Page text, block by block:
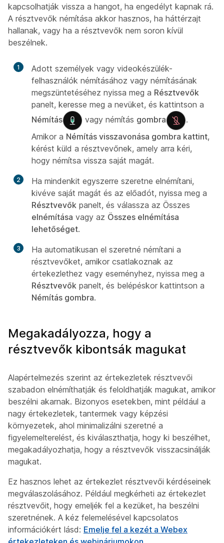
kapcsolhatják vissza a hangot, ha engedélyt kapnak rá.
A résztvevők némítása akkor hasznos, ha háttérzajt
hallanak, vagy ha a résztvevők nem soron kívül
beszélnek.
1
Adott személyek vagy videokészülék-
felhasználók némításához vagy némításának
megszüntetéséhez nyissa meg a Résztvevők
panelt, keresse meg a nevüket, és kattintson a
Némítás
vagy némítás gombra
.
Amikor a Némítás visszavonása gombra kattint,
kérést küld a résztvevőnek, amely arra kéri,
hogy némítsa vissza saját magát.
2
Ha mindenkit egyszerre szeretne elnémítani,
kivéve saját magát és az előadót, nyissa meg a
Résztvevők panelt, és válassza az Összes
elnémítása vagy az Összes elnémítása
lehetőséget.
3
Ha automatikusan el szeretné némítani a
résztvevőket, amikor csatlakoznak az
értekezlethez vagy eseményhez, nyissa meg a
Résztvevők panelt, és belépéskor kattintson a
Némítás gombra.
Megakadályozza, hogy a
résztvevők kibontsák magukat
Alapértelmezés szerint az értekezletek résztvevői
szabadon elnémíthatják és feloldhatják magukat, amikor
beszélni akarnak. Bizonyos esetekben, mint például a
nagy értekezletek, tantermek vagy képzési
környezetek, ahol minimalizálni szeretné a
figyelemelterelést, és kiválaszthatja, hogy ki beszélhet,
megakadályozhatja, hogy a résztvevők visszacsinálják
magukat.
Ez hasznos lehet az értekezlet résztvevői kérdéseinek
megválaszolásához. Például megkérheti az értekezlet
résztvevőit, hogy emeljék fel a kezüket, ha beszélni
szeretnének. A kéz felemelésével kapcsolatos
információkért lásd: Emelje fel a kezét a Webex